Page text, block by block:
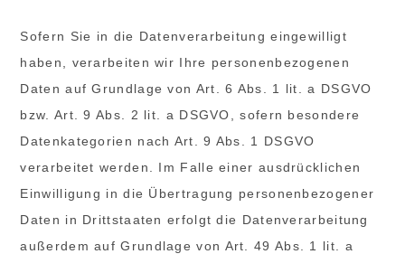
Sofern Sie in die Datenverarbeitung eingewilligt
haben, verarbeiten wir Ihre personenbezogenen
Daten auf Grundlage von Art. 6 Abs. 1 lit. a DSGVO
bzw. Art. 9 Abs. 2 lit. a DSGVO, sofern besondere
Datenkategorien nach Art. 9 Abs. 1 DSGVO
verarbeitet werden. Im Falle einer ausdrücklichen
Einwilligung in die Übertragung personenbezogener
Daten in Drittstaaten erfolgt die Datenverarbeitung
außerdem auf Grundlage von Art. 49 Abs. 1 lit. a